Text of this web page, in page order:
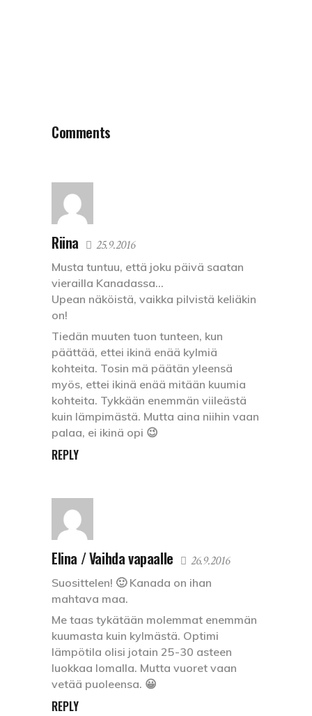
Comments
Riina 25.9.2016
Musta tuntuu, että joku päivä saatan
vierailla Kanadassa…
Upean näköistä, vaikka pilvistä keliäkin
on!
Tiedän muuten tuon tunteen, kun
päättää, ettei ikinä enää kylmiä
kohteita. Tosin mä päätän yleensä
myös, ettei ikinä enää mitään kuumia
kohteita. Tykkään enemmän viileästä
kuin lämpimästä. Mutta aina niihin vaan
palaa, ei ikinä opi 😉
REPLY
Elina / Vaihda vapaalle 26.9.2016
Suosittelen! 🙂 Kanada on ihan
mahtava maa.
Me taas tykätään molemmat enemmän
kuumasta kuin kylmästä. Optimi
lämpötila olisi jotain 25-30 asteen
luokkaa lomalla. Mutta vuoret vaan
vetää puoleensa. 😀
REPLY